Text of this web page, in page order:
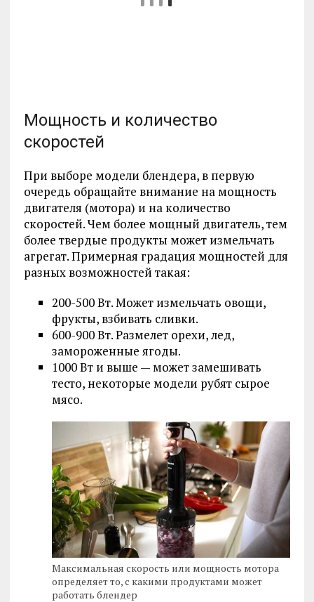
Мощность и количество
скоростей
При выборе модели блендера, в первую
очередь обращайте внимание на мощность
двигателя (мотора) и на количество
скоростей. Чем более мощный двигатель, тем
более твердые продукты может измельчать
агрегат. Примерная градация мощностей для
разных возможностей такая:
200-500 Вт. Может измельчать овощи,
фрукты, взбивать сливки.
600-900 Вт. Размелет орехи, лед,
замороженные ягоды.
1000 Вт и выше — может замешивать
тесто, некоторые модели рубят сырое
мясо.
Максимальная скорость или мощность мотора
определяет то, с какими продуктами может
работать блендер